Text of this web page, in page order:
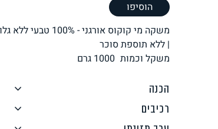
לחם, עוגות, מאפים גלידות
הוסיפו
משקה מי קוקוס
| ללא תוספת סוכר
משקל וכמות
גרם
הכנה
רכיבים